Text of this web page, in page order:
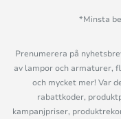
*Minsta
Prenumerera på
av lampor och armaturer,
och mycket mer! Var
rabattkoder,
kampanjpriser,